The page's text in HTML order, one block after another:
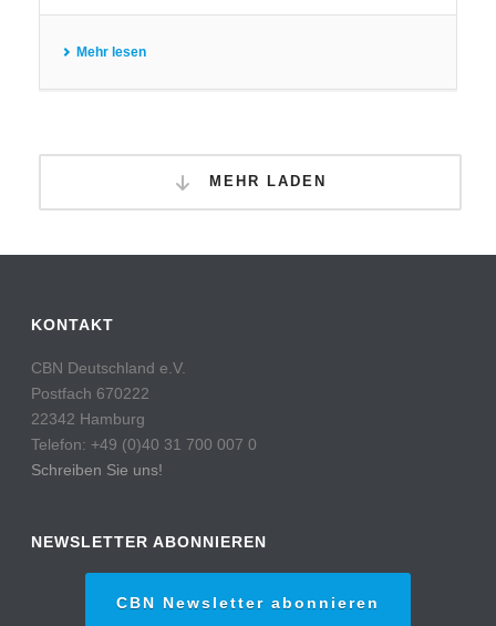
Mehr lesen
MEHR LADEN
KONTAKT
CBN Deutschland e.V.
Postfach 670222
22342 Hamburg
Telefon: +49 (0)40 31 700 007 0
Schreiben Sie uns!
NEWSLETTER ABONNIEREN
CBN Newsletter abonnieren